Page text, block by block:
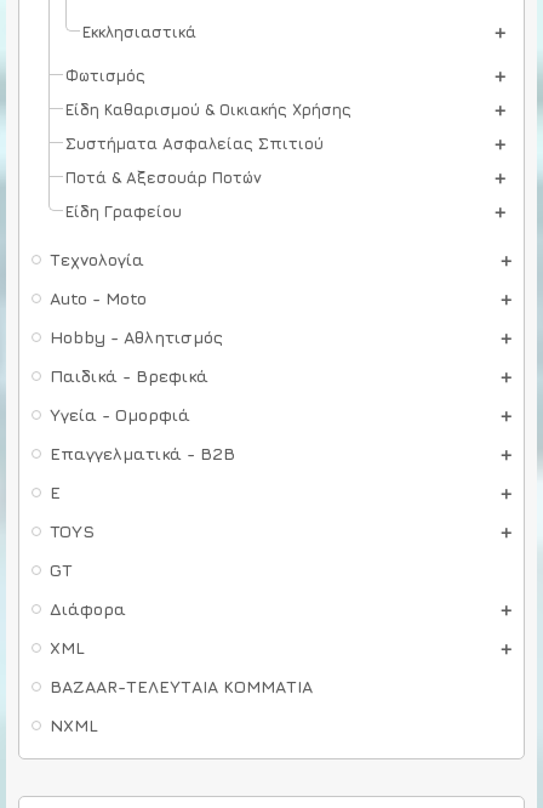
Εκκλησιαστικά
Φωτισμός
Είδη Καθαρισμού & Οικιακής Χρήσης
Συστήματα Ασφαλείας Σπιτιού
Ποτά & Αξεσουάρ Ποτών
Είδη Γραφείου
Τεχνολογία
Auto - Moto
Hobby - Αθλητισμός
Παιδικά - Βρεφικά
Υγεία - Ομορφιά
Επαγγελματικά - B2B
E
TOYS
GT
Διάφορα
XML
BAZAAR-ΤΕΛΕΥΤΑΙΑ ΚΟΜΜΑΤΙΑ
NXML